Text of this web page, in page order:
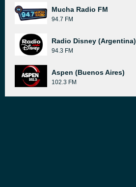
Mucha Radio FM
94.7 FM
Radio Disney (Argentina)
94.3 FM
Aspen (Buenos Aires)
102.3 FM